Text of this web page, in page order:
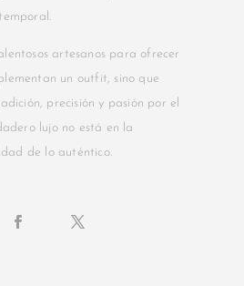
artesanos para ofrecer
un outfit, sino que
precisión y pasión por el
lujo no está en la
de lo auténtico.